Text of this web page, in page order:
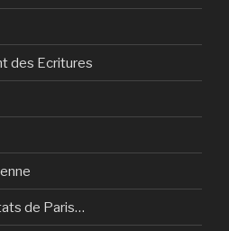
des Ecritures
de Paris…